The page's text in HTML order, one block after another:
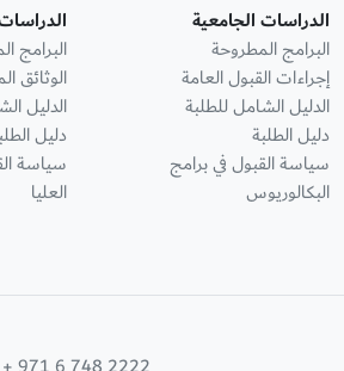
الدراسات الجامعية
البرامج المطروحة
إجراءات القبول العامة
الدليل الشامل للطلبة
دليل الطلبة
سياسة القبول في برامج
البكالوريوس
البرامج
الوثائق
الدليل
دليل
سياسة
العليا